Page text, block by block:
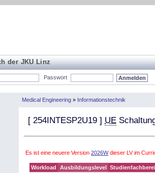
der JKU Linz
Passwort
Medical Engineering » Informationstechnik
[ 254INTESP2U19 ] UE
Es ist eine neuere Version 2026Wdieser LV im
Workload Ausbildungslevel